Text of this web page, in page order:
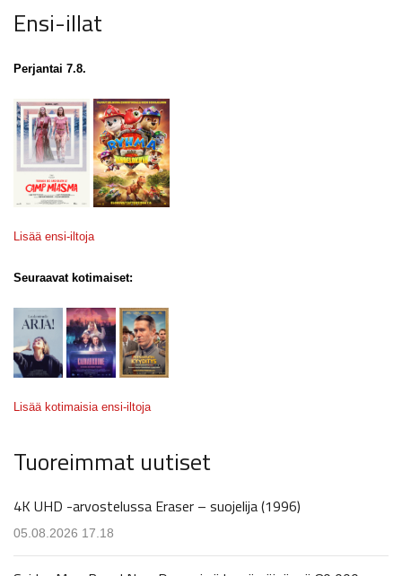
Ensi-illat
Perjantai 7.8.
Lisää ensi-iltoja
Seuraavat kotimaiset:
Lisää kotimaisia ensi-iltoja
Tuoreimmat uutiset
4K UHD -arvostelussa Eraser – suojelija (1996)
05.08.2026 17.18